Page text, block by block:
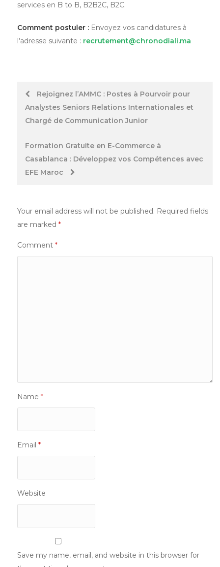
services en B to B, B2B2C, B2C.
Comment postuler : Envoyez vos candidatures à
l’adresse suivante : recrutement@chronodiali.ma
Post
navigation
Rejoignez l’AMMC : Postes à Pourvoir pour
Analystes Seniors Relations Internationales et
Chargé de Communication Junior
Formation Gratuite en E-Commerce à
Casablanca : Développez vos Compétences avec
EFE Maroc
Your email address will not be published. Required fields
are marked *
Comment *
Name *
Email *
Website
Save my name, email, and website in this browser for